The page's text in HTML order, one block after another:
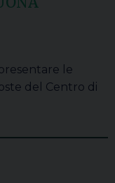
le
del Centro di